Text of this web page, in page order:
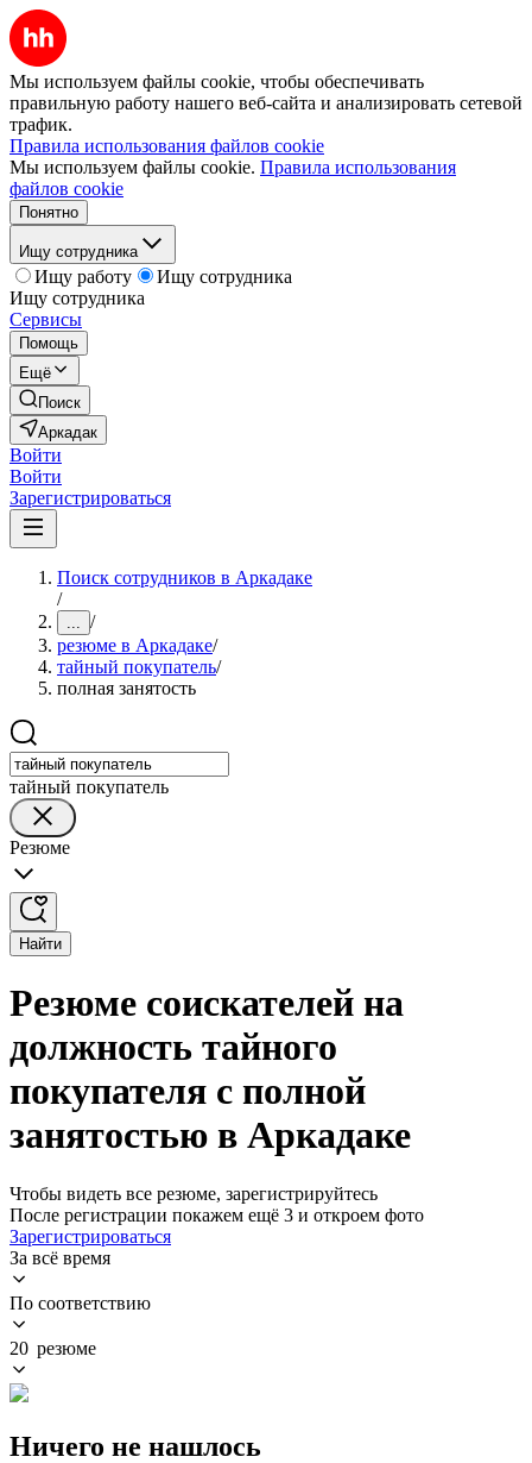
Мы используем файлы cookie, чтобы обеспечивать
правильную работу нашего веб-сайта и анализировать сетевой
трафик.
Правила использования файлов cookie
Мы используем файлы cookie. Правила использования
файлов cookie
Понятно
Ищу сотрудника
Ищу работу
Ищу сотрудника
Ищу сотрудника
Сервисы
Помощь
Ещё
Поиск
Аркадак
Войти
Войти
Зарегистрироваться
Поиск сотрудников в Аркадаке
/
... /
резюме в Аркадаке/
тайный покупатель/
полная занятость
тайный покупатель
Резюме
Найти
Резюме соискателей на
должность тайного
покупателя с полной
занятостью в Аркадаке
Чтобы видеть все резюме, зарегистрируйтесь
После регистрации покажем ещё 3 и откроем фото
Зарегистрироваться
За всё время
По соответствию
20 резюме
Ничего не нашлось